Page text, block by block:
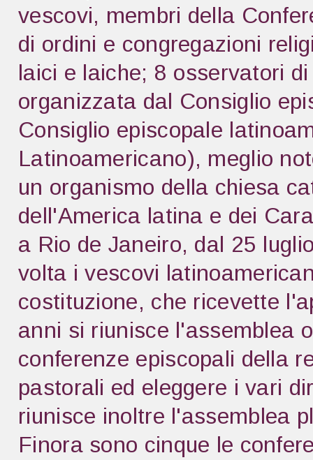
vescovi, membri della
di ordini e congregazioni
laici e laiche; 8 osservatori
organizzata dal Consiglio
Consiglio episcopale
Latinoamericano), meglio
un organismo della chiesa
dell'America latina e dei
a Rio de Janeiro, dal 25
volta i vescovi
costituzione, che ricevette
anni si riunisce l'assemblea
conferenze episcopali della
pastorali ed eleggere i vari
riunisce inoltre l'assemblea
Finora sono cinque le